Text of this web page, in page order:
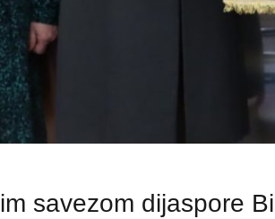
savezom dijaspore